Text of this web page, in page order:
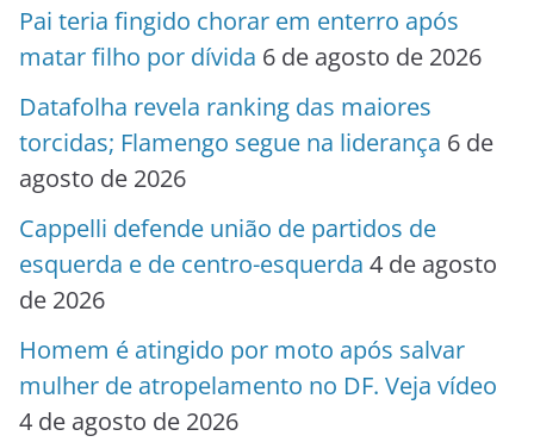
Pai teria fingido chorar em enterro após
matar filho por dívida 6 de agosto de 2026
Datafolha revela ranking das maiores
torcidas; Flamengo segue na liderança 6 de
agosto de 2026
Cappelli defende união de partidos de
esquerda e de centro-esquerda 4 de agosto
de 2026
Homem é atingido por moto após salvar
mulher de atropelamento no DF. Veja vídeo
4 de agosto de 2026